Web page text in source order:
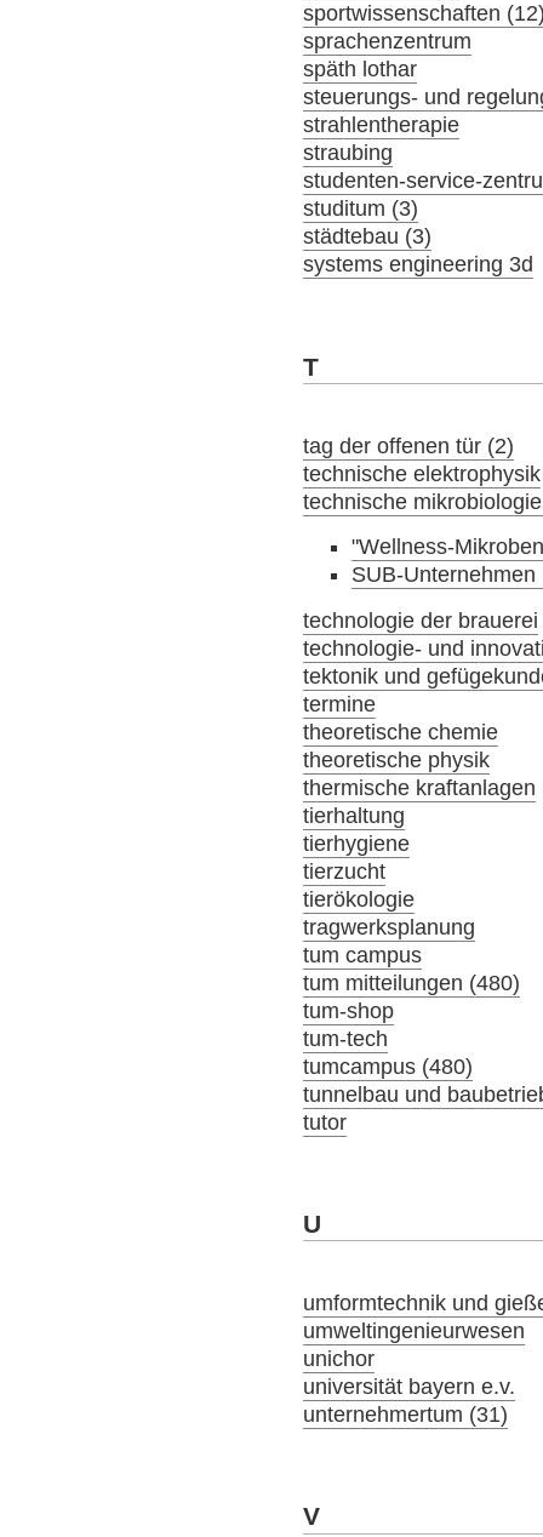
sportwissenschaften
sprachenzentrum
späth lothar
steuerungs- und
strahlentherapie
straubing
studenten-service-
studitum (3)
städtebau (3)
systems engineering 3d
T
tag der offenen tür (2)
technische elektrophysik
technische
"Wellness-
SUB-
technologie der brauerei
technologie- und
tektonik und
termine
theoretische chemie
theoretische physik
thermische kraftanlagen
tierhaltung
tierhygiene
tierzucht
tierökologie
tragwerksplanung
tum campus
tum mitteilungen (480)
tum-shop
tum-tech
tumcampus (480)
tunnelbau und
tutor
U
umformtechnik und
umweltingenieurwesen
unichor
universität bayern e.v.
unternehmertum (31)
V